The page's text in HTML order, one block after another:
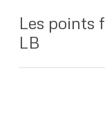
Les points
LB